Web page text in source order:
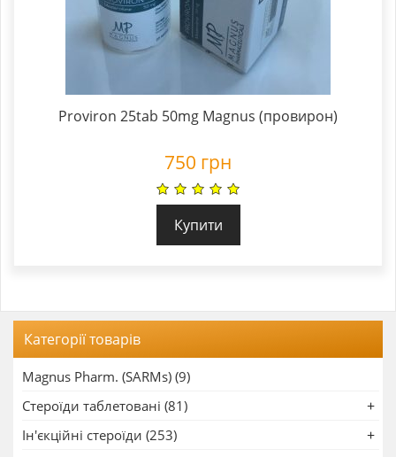
Proviron 25tab 50mg Magnus (провирон)
750 грн
Купити
Категорії товарів
Magnus Pharm. (SARMs) (9)
Стероїди таблетовані (81)
Ін'єкційні стероїди (253)